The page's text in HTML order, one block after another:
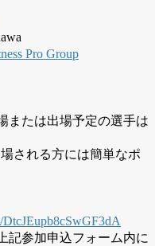
Pro Group
または出場予定の選手は
される方には簡単なポ
DtcJEupb8cSwGF3dA
記参加申込フォーム内に